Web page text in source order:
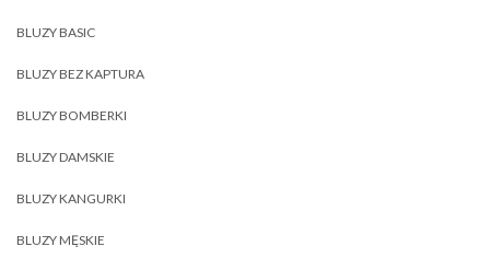
BLUZY BASIC
BLUZY BEZ KAPTURA
BLUZY BOMBERKI
BLUZY DAMSKIE
BLUZY KANGURKI
BLUZY MĘSKIE